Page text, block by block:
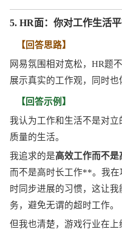
5. HR面：你对工作生活平
【回答思路】
网易氛围相对宽松， HR题
展示真实的工作观，同时也
【回答示例】
我认为工作和生活不是对
质量的生活。
我追求的是高效工作而不是
而不是高时长工作**。我
时同步进展的习惯，这让
务，避免无谓的超时工作。
但我也清楚，游戏行业在上